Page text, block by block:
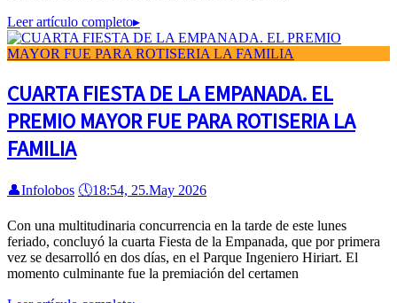
Leer artículo completo▸
CUARTA FIESTA DE LA EMPANADA. EL
PREMIO MAYOR FUE PARA ROTISERIA LA
FAMILIA
👤Infolobos 🕔18:54, 25.May 2026
Con una multitudinaria concurrencia en la tarde de este lunes
feriado, concluyó la cuarta Fiesta de la Empanada, que por primera
vez se desarrolló en dos días, en el Parque Ingeniero Hiriart. El
momento culminante fue la premiación del certamen